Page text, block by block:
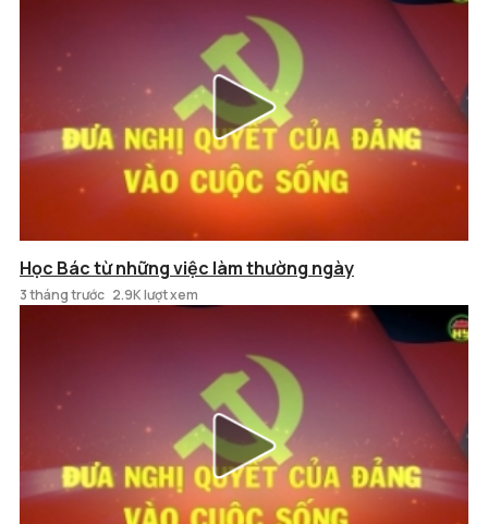
Học Bác từ những việc làm thường ngày
3 tháng trước 2.9K lượt xem